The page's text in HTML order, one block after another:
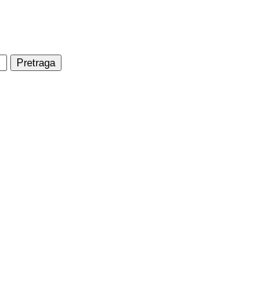
Pretraga